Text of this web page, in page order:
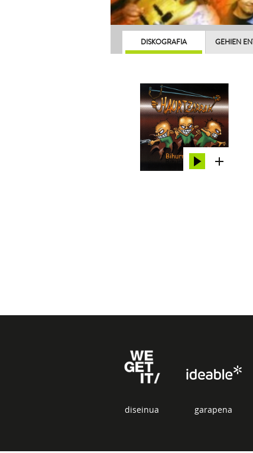
DISKOGRAFIA GEHIEN
diseinua garapena